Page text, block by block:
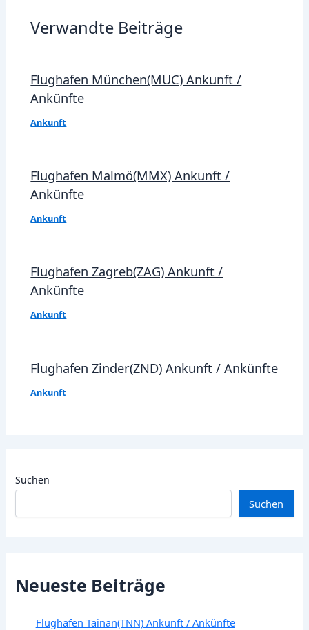
Verwandte Beiträge
Flughafen München(MUC) Ankunft /
Ankünfte
Ankunft
Flughafen Malmö(MMX) Ankunft /
Ankünfte
Ankunft
Flughafen Zagreb(ZAG) Ankunft /
Ankünfte
Ankunft
Flughafen Zinder(ZND) Ankunft / Ankünfte
Ankunft
Suchen
Suchen
Neueste Beiträge
Flughafen Tainan(TNN) Ankunft / Ankünfte